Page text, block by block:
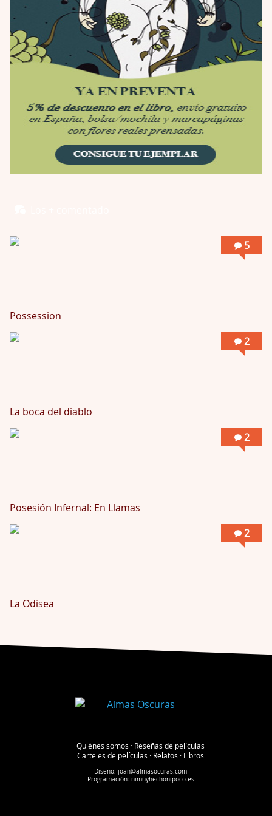
Una película normalita, nada del otro mun …
Obsession
Por: Chica Stark
Al principio por el hype que la dieron iba …
Por: Mountain
Llevo toda una vida para verla y nunca lo …
Posesión Infernal: En Llamas
5
Possession
2
La boca del diablo
2
Posesión Infernal: En Llamas
2
La Odisea
Quiénes somos · Reseñas de películas
Carteles de películas · Relatos · Libros
Diseño:joan@almasocuras.com
Programación: nimuyhechonipoco.es